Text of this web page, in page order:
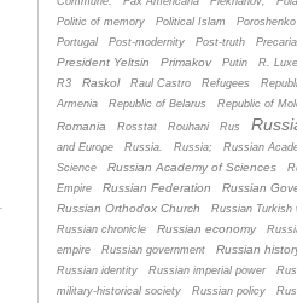
Politic of memory
Political Islam
Poroshenko
Portugal
Post-modernity Post-truth
President Yeltsin Primakov Putin
R.
R3
Raskol Raul Castro Refugees
Armenia
Republic of Belarus Republic of
Romania Rosstat Rouhani Rus
and Europe
Russia. Russia;
Russian
Science
Russian Academy of Sciences
Empire
Russian Federation
Russian
Russian Orthodox Church
Russian Turkish
Russian chronicle
Russian economy
empire
Russian government Russian
Russian identity Russian imperial power
military-historical society
Russian policy